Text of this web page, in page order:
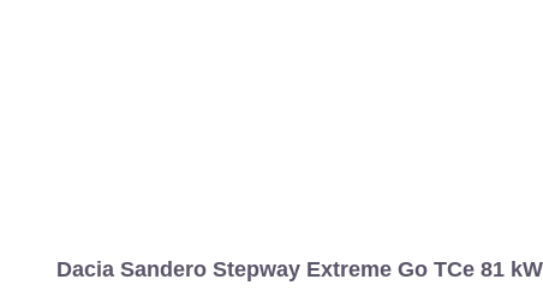
Dacia Sandero Stepway Extreme Go TCe 81